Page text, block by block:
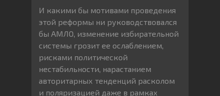
И какими бы мотивами проведения
этой реформы ни руководствовался
бы АМЛО, изменение избирательной
системы грозит ее ослаблением,
рисками политической
нестабильности, нарастанием
авторитарных тенденций расколом
и поляризацией даже в рамках